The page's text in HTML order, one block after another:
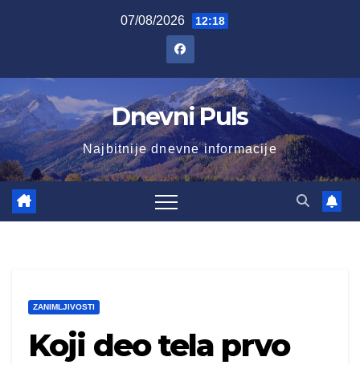
07/08/2026 12:18
Dnevni Puls
Najbitnije dnevne informacije
ZANIMLJIVOSTI
Koji deo tela prvo